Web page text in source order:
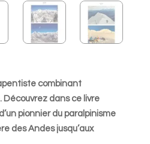
combinant
Découvrez dans ce livre
pionnier du paralpinisme
des Andes jusqu’aux